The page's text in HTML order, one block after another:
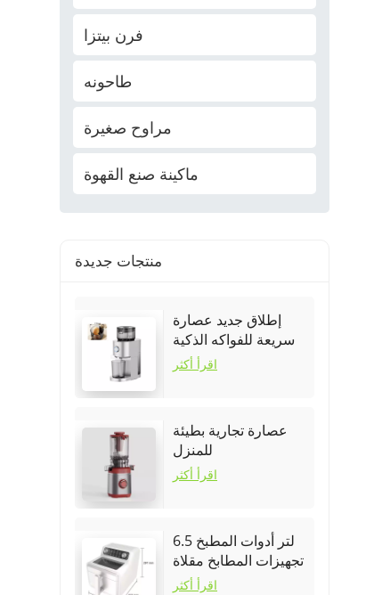
فرن بيتزا
طاحونه
مراوح صغيرة
ماكينة صنع القهوة
منتجات جديدة
إطلاق جديد عصارة
سريعة للفواكه الذكية
المحمولة
اقرأ أكثر
عصارة تجارية بطيئة
للمنزل
اقرأ أكثر
6.5 لتر أدوات المطبخ
تجهيزات المطابخ مقلاة
هوائية
اقرأ أكثر